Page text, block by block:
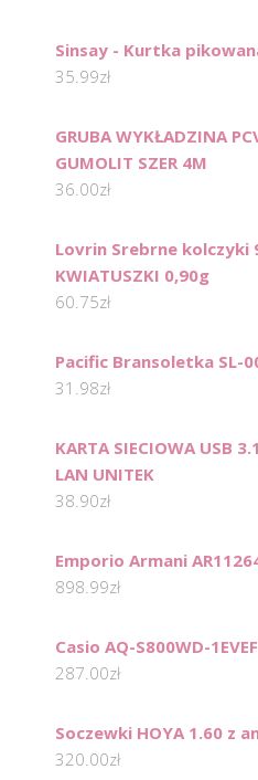
Sinsay - Kurtka
35.99zł
GRUBA WYKŁADZINA
GUMOLIT SZER 4M
36.00zł
Lovrin Srebrne kolczyki
KWIATUSZKI 0,90g
60.75zł
Pacific Bransoletka SL-
31.98zł
KARTA SIECIOWA USB
LAN UNITEK
38.90zł
Emporio Armani
898.99zł
Casio AQ-S800WD-1EVEF
287.00zł
Soczewki HOYA 1.60 z
320.00zł